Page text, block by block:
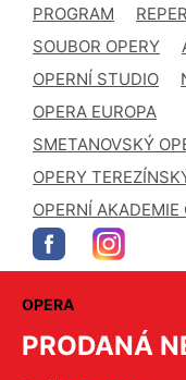
PROGRAM
SOUBOR OPERY
OPERNÍ STUDIO
OPERA EUROPA
SMETANOVSKÝ
OPERY
OPERNÍ AKADEMIE
OPERA
PRODANÁ